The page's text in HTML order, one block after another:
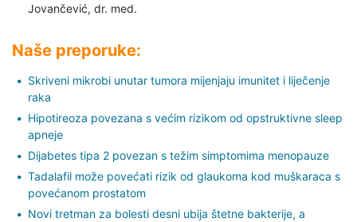
Jovančević, dr. med.
Naše preporuke:
Skriveni mikrobi unutar tumora mijenjaju imunitet i liječenje
raka
Hipotireoza povezana s većim rizikom od opstruktivne sleep
apneje
Dijabetes tipa 2 povezan s težim simptomima menopauze
Tadalafil može povećati rizik od glaukoma kod muškaraca s
povećanom prostatom
Novi tretman za bolesti desni ubija štetne bakterije, a